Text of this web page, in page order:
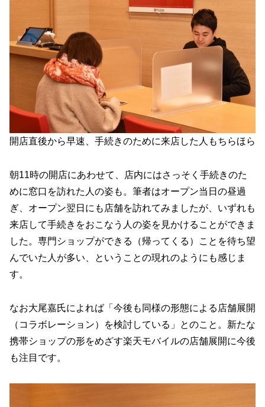
開店直後から早速、手続きのために来店した人もちらほら
朝11時の開店にあわせて、店内にはさっそく手続きのた
めに窓口を訪れた人の姿も。筆者はオープン当日の昼過
ぎ、オープン翌日にも店舗を訪れてみましたが、いずれも
来店して手続きをおこなう人の姿を見かけることができま
した。専門ショップができる（帰ってくる）ことを待ち望
んでいた人が多い、ということの現れのようにも感じま
す。
なお大尾嘉氏によれば「今後も同様の形態による店舗展開
（コラボレーション）を検討している」とのこと。新たな
携帯ショップの形をめざす楽天モバイルの店舗展開に今後
も注目です。